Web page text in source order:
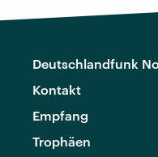
Deutschlandfunk
Kontakt
Empfang
Trophäen